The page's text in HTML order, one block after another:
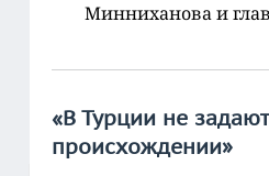
Минниханова и
«В Турции не
происхождении»